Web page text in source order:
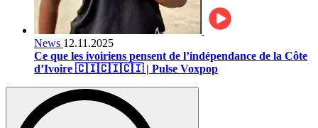
News 12.11.2025
Ce que les ivoiriens pensent de l’indépendance de la Côte
d’Ivoire 🇨🇮🇨🇮🇨🇮 | Pulse Voxpop